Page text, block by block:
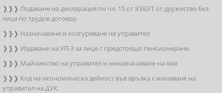
❱❱❱ Подаване на декларация по чл. 15 от ЗЗБУТ от дружество без
лица по трудов договор
❱❱❱ Назначаване и осигуряване на управител
❱❱❱ Издаване на УП-3 за лице с предстоящо пенсиониране
❱❱❱ Майчинство на управител и неназначаване на нов
❱❱❱ Код на икономическа дейност във връзка с минаване на
управител на ДУК